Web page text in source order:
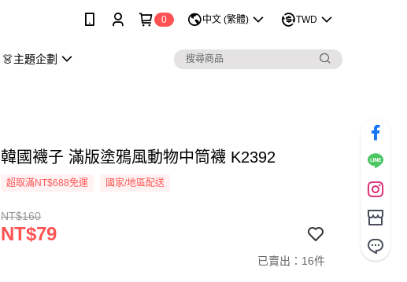
0 中文 (繁體) TWD
👗主題企劃
韓國襪子 滿版塗鴉風動物中筒襪 K2392
超取滿NT$688免運 國家/地區配送
NT$160
NT$79
已賣出：16件